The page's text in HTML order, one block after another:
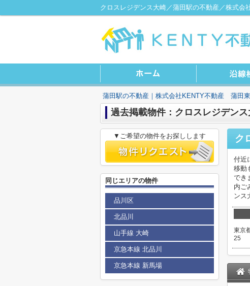
クロスレジデンス大崎／蒲田駅の不動産／株式
蒲田駅の不動産｜株式会社KENTY不動産 蒲田
過去掲載物件：クロスレジデンス
ク
付近
移動
でき
内ご
ンス
東京
25
▼ご希望の物件をお探しします
同じエリアの物件
品川区
北品川
山手線 大崎
京急本線 北品川
京急本線 新馬場